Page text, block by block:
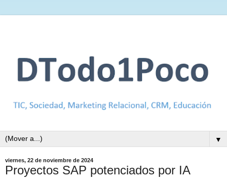
▼
viernes, 22 de noviembre de 2024
Proyectos SAP potenciados por IA